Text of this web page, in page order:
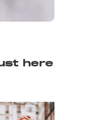
here